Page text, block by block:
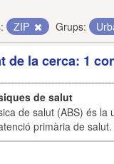
ZIP Grups:
de la cerca: 1
de salut
de salut (ABS) és
primària de